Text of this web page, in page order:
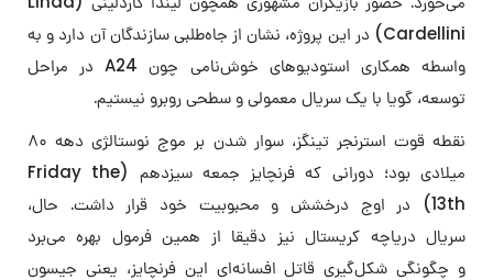
Cardellini) در این پروژه، نشان از جاه‌طلبی سازندگان آن دارد و به
واسطه همکاری استودیوهای خوش‌نامی چون A24 در مراحل
توسعه، گویا با یک سریال معمولی و سطحی روبرو نیستیم.
نقطه قوت استرنجر تینگز، سوار شدن بر موج نوستالژی دهه ۸۰
میلادی بود؛ دورانی که فرنچایز جمعه سیزدهم (Friday the
13th) در اوج درخشش و محبوبیت خود قرار داشت. حال،
سریال دریاچه کریستال نیز دقیقا از همین فرمول بهره می‌برد
و چگونگی شکل‌گیری قاتل افسانه‌ای این فرنچایز، یعنی جیسون